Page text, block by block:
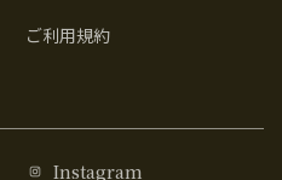
ご利用規約
Instagram